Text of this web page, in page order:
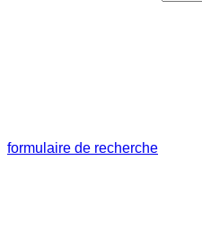
formulaire de recherche